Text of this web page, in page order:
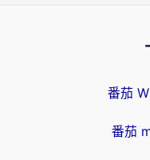
番茄
番茄